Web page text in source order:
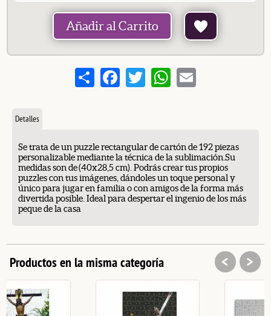
Añadir al Carrito
Share FacebookTwitterWhatsApp
Email
Detalles
Se trata de un puzzle rectangular de cartón de 192 piezas
personalizable mediante la técnica de la sublimación.Su
medidas son de (40x28,5 cm). Podrás crear tus propios
puzzles con tus imágenes, dándoles un toque personal y
único para jugar en familia o con amigos de la forma más
divertida posible. Ideal para despertar el ingenio de los más
peque de la casa
Productos en la misma categoría < >